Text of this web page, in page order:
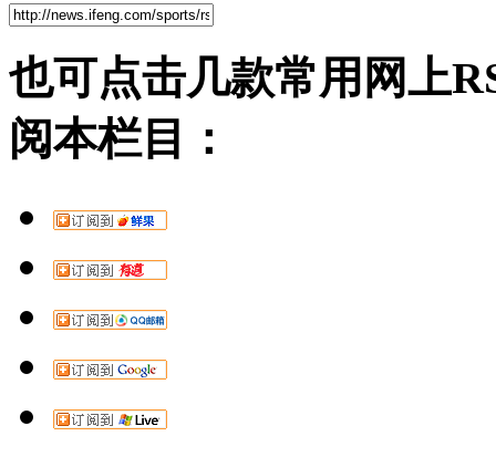
也可点击几款常用网上
阅本栏目：